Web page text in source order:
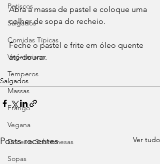
Petiscos
Salgados
Comidas Típicas
Vegetariano
Temperos
Massas
Frango
Vegana
Doces e Sobremesas
Sopas
Abra a massa de pastel e coloque uma
colher de sopa do recheio.
Feche o pastel e frite em óleo quente
até dourar.
Salgados
Posts recentes Ver tudo